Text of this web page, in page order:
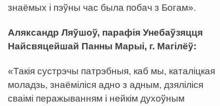
знаёмых i пэўны час была побач з Богам».
Аляксандр Ляўшоў, парафія Унебаўзяцця
Найсвяцейшай Панны Марыі, г. Магілёў:
«Такія сустрэчы патрэбныя, каб мы, каталіцкая
моладзь, знаёміліся адно з адным, дзяліліся
сваімі перажыванням і нейкім духоўным